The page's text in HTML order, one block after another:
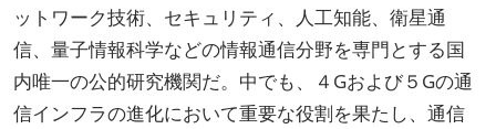
ットワーク技術、セキュリティ、人工知能、衛星通
信、量子情報科学などの情報通信分野を専門とする国
内唯一の公的研究機関だ。中でも、４Gおよび５Gの通
信インフラの進化において重要な役割を果たし、通信